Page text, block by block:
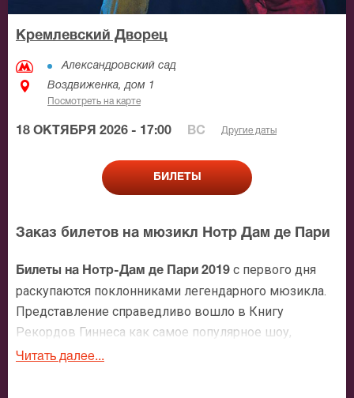
Кремлевский Дворец
Александровский сад
Воздвиженка, дом 1
Посмотреть на карте
18 ОКТЯБРЯ 2026 - 17:00 ВС Другие даты
БИЛЕТЫ
Заказ билетов на мюзикл Нотр Дам де Пари
Билеты на Нотр-Дам де Пари 2019 с первого дня
раскупаются поклонниками легендарного мюзикла.
Представление справедливо вошло в Книгу
Рекордов Гиннеса как самое популярное шоу,
собравшее в первый год своего существования
Читать далее...